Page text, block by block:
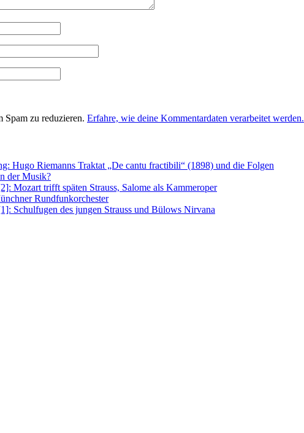
Spam zu reduzieren. Erfahre, wie deine Kommentardaten verarbeitet werden.
Hugo Riemanns Traktat „De cantu fractibili“ (1898) und die Folgen
der Musik?
Mozart trifft späten Strauss, Salome als Kammeroper
Rundfunkorchester
Schulfugen des jungen Strauss und Bülows Nirvana